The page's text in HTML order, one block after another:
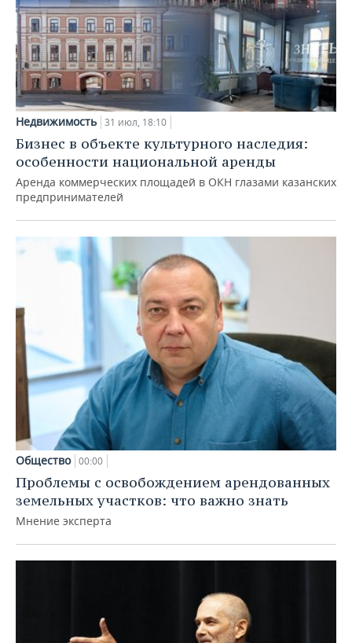
Недвижимость 31 июл, 18:10
Бизнес в объекте культурного наследия:
особенности национальной аренды
Аренда коммерческих площадей в ОКН глазами казанских
предпринимателей
Общество 00:00
Проблемы с освобождением арендованных
земельных участков: что важно знать
Мнение эксперта